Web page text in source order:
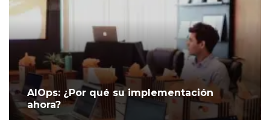
AIOps: ¿Por qué su implementación
ahora?